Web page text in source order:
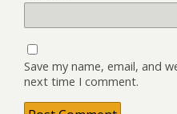
Save my name, email, and
next time I comment.